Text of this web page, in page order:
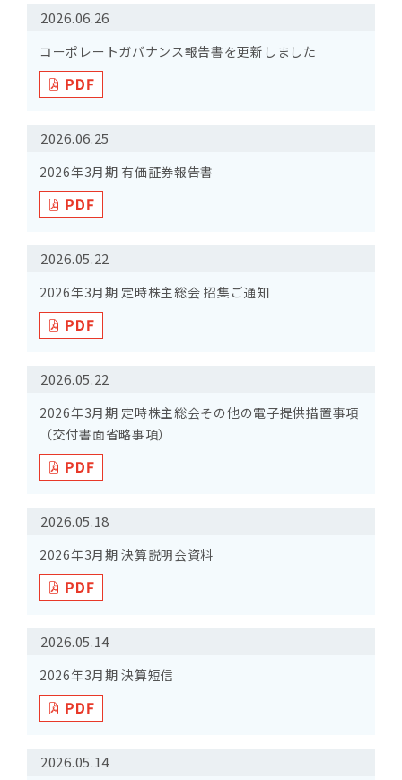
2026.06.26
コーポレートガバナンス報告書を更新しました
2026.06.25
2026年3月期 有価証券報告書
2026.05.22
2026年3月期 定時株主総会 招集ご通知
2026.05.22
2026年3月期 定時株主総会その他の電子提供措置事項
（交付書面省略事項）
2026.05.18
2026年3月期 決算説明会資料
2026.05.14
2026年3月期 決算短信
2026.05.14